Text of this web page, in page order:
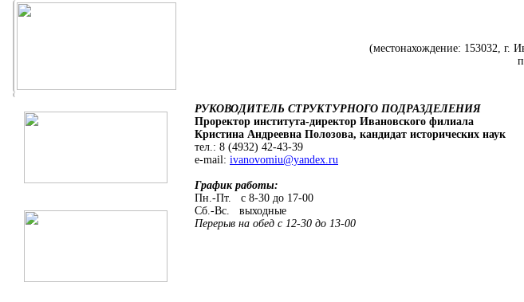
(местонахождение: 153032, г.
РУКОВОДИТЕЛЬ СТРУКТУРНОГО ПОДРАЗДЕЛЕНИЯ
Проректор института-директор Ивановского филиала
Кристина Андреевна Полозова, кандидат исторических наук
тел.: 8 (4932) 42-43-39
e-mail: ivanovomiu@yandex.ru
График работы:
Пн.-Пт. с 8-30 до 17-00
Сб.-Вс. выходные
Перерыв на обед с 12-30 до 13-00